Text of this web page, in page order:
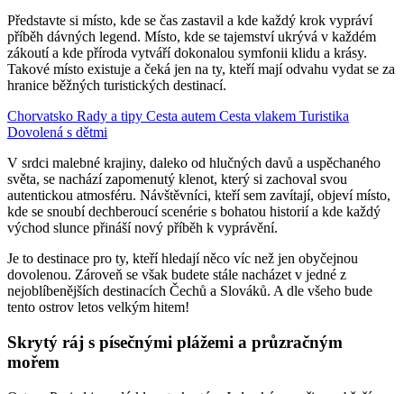
Představte si místo, kde se čas zastavil a kde každý krok vypráví
příběh dávných legend. Místo, kde se tajemství ukrývá v každém
zákoutí a kde příroda vytváří dokonalou symfonii klidu a krásy.
Takové místo existuje a čeká jen na ty, kteří mají odvahu vydat se za
hranice běžných turistických destinací.
Chorvatsko Rady a tipy Cesta autem Cesta vlakem Turistika
Dovolená s dětmi
V srdci malebné krajiny, daleko od hlučných davů a uspěchaného
světa, se nachází zapomenutý klenot, který si zachoval svou
autentickou atmosféru. Návštěvníci, kteří sem zavítají, objeví místo,
kde se snoubí dechberoucí scenérie s bohatou historií a kde každý
východ slunce přináší nový příběh k vyprávění.
Je to destinace pro ty, kteří hledají něco víc než jen obyčejnou
dovolenou. Zároveň se však budete stále nacházet v jedné z
nejoblíbenějších destinacích Čechů a Slováků. A dle všeho bude
tento ostrov letos velkým hitem!
Skrytý ráj s písečnými plážemi a průzračným
mořem